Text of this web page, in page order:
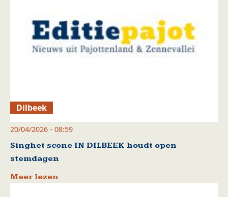
Dilbeek
20/04/2026 - 08:59
Singhet scone IN DILBEEK houdt open
stemdagen
Meer lezen